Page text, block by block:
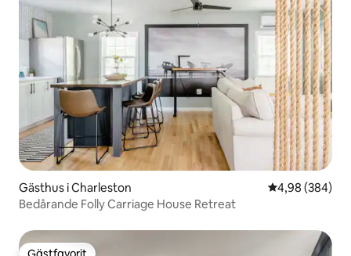
Gästhus i Charleston 4,98 av 5 i
4,98 (384)
Bedårande Folly Carriage House Retreat